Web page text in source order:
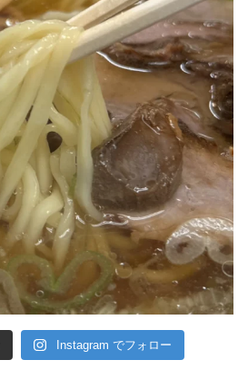
Instagram でフォロー